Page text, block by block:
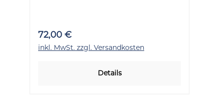
72,00 €
inkl. MwSt. zzgl. Versandkosten
Details